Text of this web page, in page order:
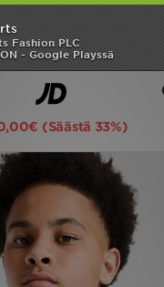
Fashion PLC
- Google Playssä
Vaatteet (8-15-vuotiaat)
Jacket Junior
(Säästä 33%)